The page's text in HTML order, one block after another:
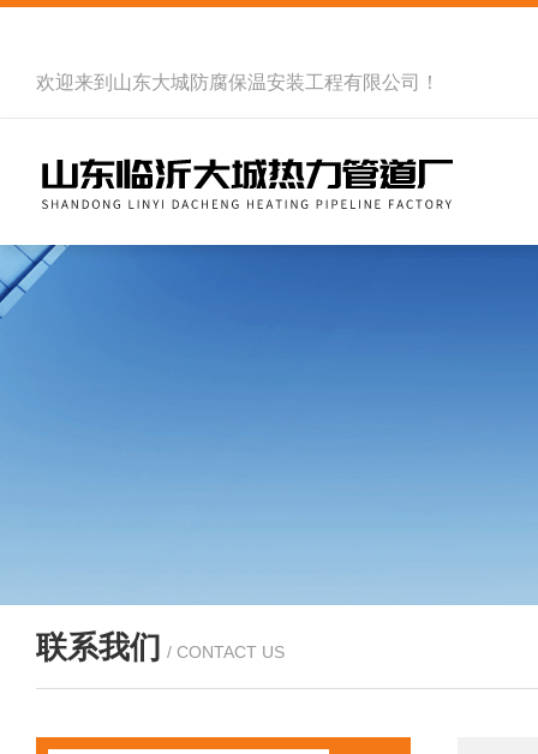
欢迎来到 山东大城防腐保温安装工程有限公司 ！
联系我们 / CONTACT US